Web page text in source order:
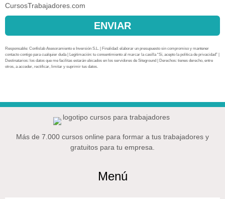
CursosTrabajadores.com
ENVIAR
Responsable: Confislab Asesoramiento e Inversión S.L. | Finalidad: elaborar un presupuesto sin compromiso y mantener
contacto contigo para cualquier duda | Legitimación: tu consentimiento al marcar la casilla “Sí, acepto la política de privacidad” |
Destinatarios: los datos que me facilitas estarán ubicados en los servidores de Siteground | Derechos: tienes derecho, entre
otros, a acceder, rectificar, limitar y suprimir tus datos.
Más de 7.000 cursos online para formar a tus trabajadores y
gratuitos para tu empresa.
Menú